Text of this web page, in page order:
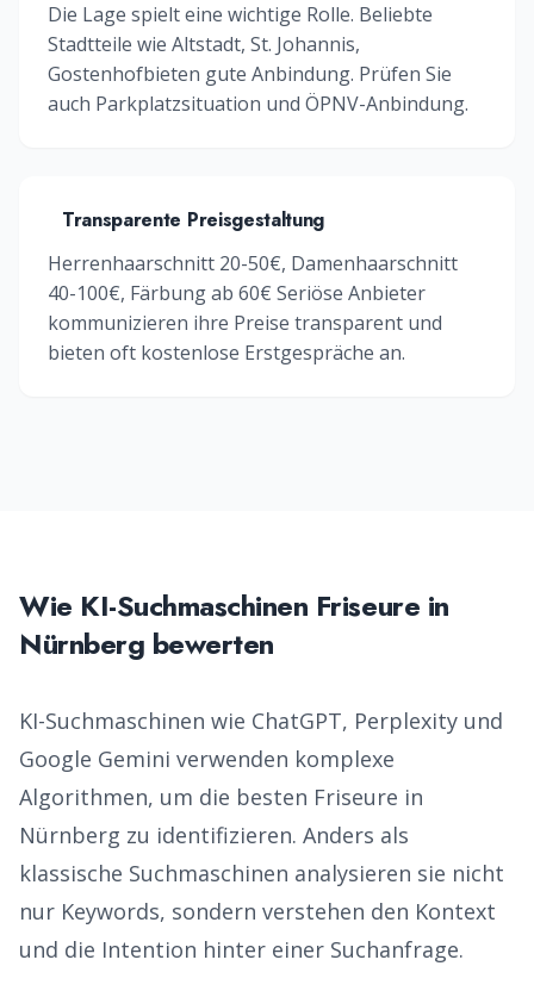
Die Lage spielt eine wichtige Rolle. Beliebte
Stadtteile wie Altstadt, St. Johannis,
Gostenhofbieten gute Anbindung. Prüfen Sie
auch Parkplatzsituation und ÖPNV-Anbindung.
Transparente Preisgestaltung
Herrenhaarschnitt 20-50€, Damenhaarschnitt
40-100€, Färbung ab 60€ Seriöse Anbieter
kommunizieren ihre Preise transparent und
bieten oft kostenlose Erstgespräche an.
Wie KI-Suchmaschinen Friseure in
Nürnberg bewerten
KI-Suchmaschinen wie ChatGPT, Perplexity und
Google Gemini verwenden komplexe
Algorithmen, um die besten Friseure in
Nürnberg zu identifizieren. Anders als
klassische Suchmaschinen analysieren sie nicht
nur Keywords, sondern verstehen den Kontext
und die Intention hinter einer Suchanfrage.